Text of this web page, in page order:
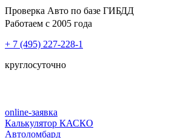
Проверка Авто по базе ГИБДД
Работаем с 2005 года
+ 7 (495) 227-228-1
круглосуточно
online-заявка
Калькулятор КАСКО
Автоломбард